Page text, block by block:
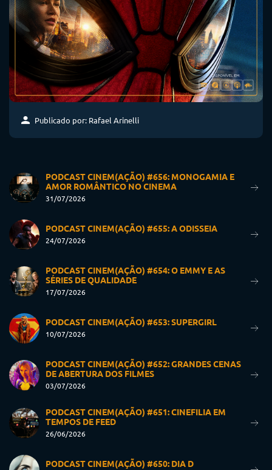
Publicado por: Rafael Arinelli
PODCAST CINEM(AÇÃO) #656: MONOGAMIA E
AMOR ROMÂNTICO NO CINEMA
31/07/2026
PODCAST CINEM(AÇÃO) #655: A ODISSEIA
24/07/2026
PODCAST CINEM(AÇÃO) #654: O EMMY E AS
SÉRIES DE QUALIDADE
17/07/2026
PODCAST CINEM(AÇÃO) #653: SUPERGIRL
10/07/2026
PODCAST CINEM(AÇÃO) #652: GRANDES CENAS
DE ABERTURA DOS FILMES
03/07/2026
PODCAST CINEM(AÇÃO) #651: CINEFILIA EM
TEMPOS DE FEED
26/06/2026
PODCAST CINEM(AÇÃO) #650: DIA D